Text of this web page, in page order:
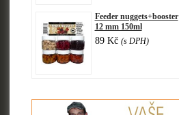
Feeder nuggets+booster
12 mm 150ml
89 Kč (s DPH)